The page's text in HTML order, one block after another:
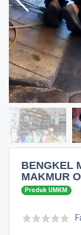
BENGKEL
MAKMUR
Produk UMKM